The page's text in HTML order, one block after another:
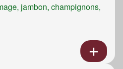
jambon, champignons,